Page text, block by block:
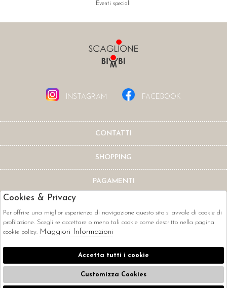
Eventi speciali
INSTAGRAM FACEBOOK
CONTATTI
SHOPPING
PAGAMENTI
CORRIERI
Cookies & Privacy
Per offrire una miglior esperienza di navigazione questo sito si avvale di cookie di
profilazione. Scegli se accettare o meno tali cookie come descritto nella pagina
cookie policy. Maggiori Informazioni
Accetta tutti i cookie
Customizza Cookies